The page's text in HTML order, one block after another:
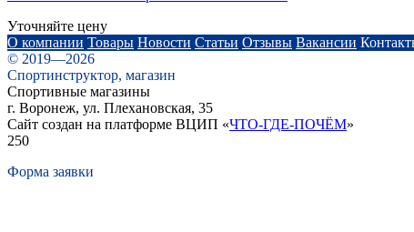
Уточняйте цену
О компании Товары Новости Статьи Отзывы Вакансии
© 2019—2026
Спортинструктор, магазин
Спортивные магазины
г. Воронеж, ул. Плехановская, 35
Сайт создан на платформе ВЦИП «ЧТО-ГДЕ-ПОЧЁМ»
250
Форма заявки